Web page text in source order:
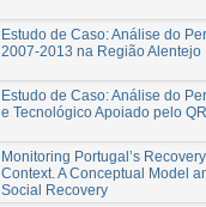
Estudo de Caso: Análise do
2007-2013 na Região Alentejo
Estudo de Caso: Análise do
e Tecnológico Apoiado pelo
Monitoring Portugal’s
Context. A Conceptual Model
Social Recovery